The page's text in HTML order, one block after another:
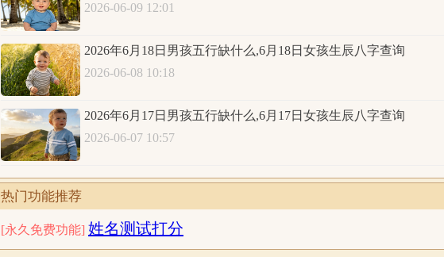
八字
五行
分析
木；异类为：水金土。同类得分：火4.8，木2，共计6.8分；异类
金1.2，土0.6，共计2.1分；差值：4.7分；综合旺衰得分：4.7分
公历2026年6月22日3时生辰八字查询:
农历 丙午年
2026-06-09 12:01
2026年6月18日男孩五行缺什么,6月18日女孩生辰八字查询
2026-06-08 10:18
2026年6月17日男孩五行缺什么,6月17日女孩生辰八字查询
2026-06-07 10:57
热门功能推荐
[永久免费功能] 姓名测试打分